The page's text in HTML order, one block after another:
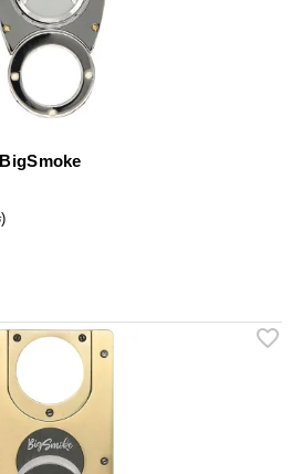
قطاعة مسدس دائرية من BigSmoke
(1 تصنيف)